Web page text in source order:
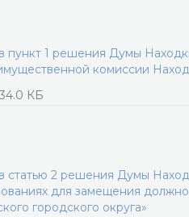
пункт 1 решения Думы
комиссии
КБ
статью 2 решения Думы
для замещения
городского округа»